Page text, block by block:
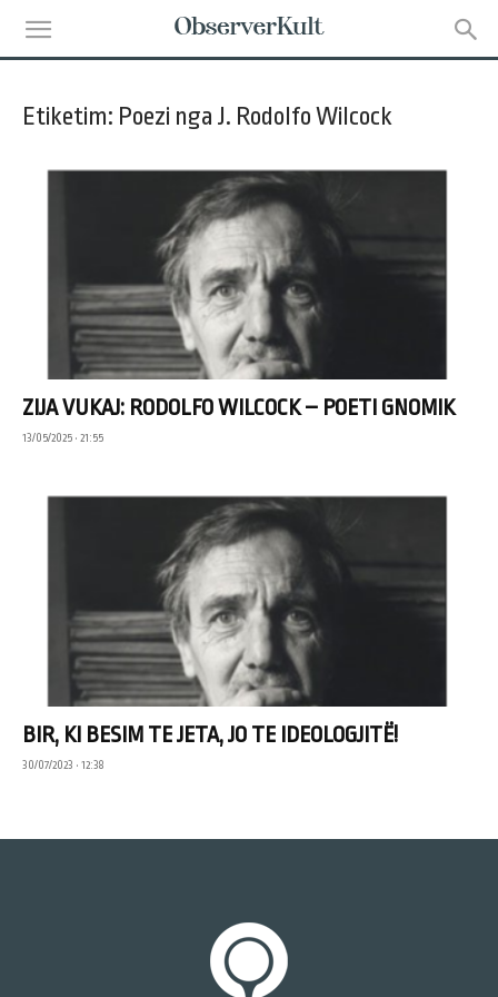
Etiketim: Poezi nga J. Rodolfo Wilcock
ZIJA VUKAJ: RODOLFO WILCOCK – POETI GNOMIK
13/05/2025 • 21:55
BIR, KI BESIM TE JETA, JO TE IDEOLOGJITË!
30/07/2023 • 12:38